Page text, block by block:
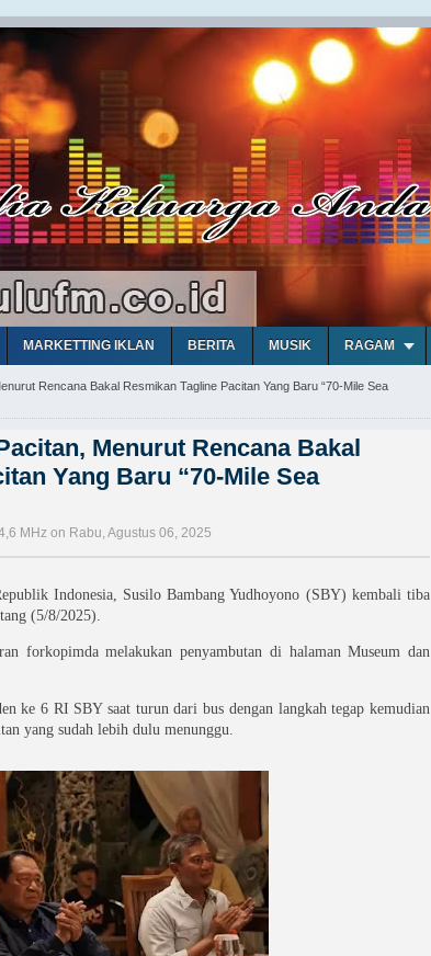
MARKETTING IKLAN BERITA MUSIK RAGAM
Rencana Bakal Resmikan Tagline Pacitan Yang Baru “70-Mile Sea
Menurut Rencana Bakal
Yang Baru “70-Mile Sea
MHz on Rabu, Agustus 06, 2025
Indonesia, Susilo Bambang Yudhoyono (SBY) kembali tiba
(5/8/2025).
forkopimda melakukan penyambutan di halaman Museum dan
ke 6 RI SBY saat turun dari bus dengan langkah tegap kemudian
yang sudah lebih dulu menunggu.